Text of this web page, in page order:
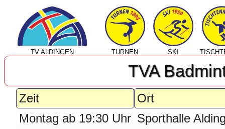
TV ALDINGEN TURNEN SKI
TVA
Zeit
Ort
Montag ab 19:30 Uhr Sporthalle